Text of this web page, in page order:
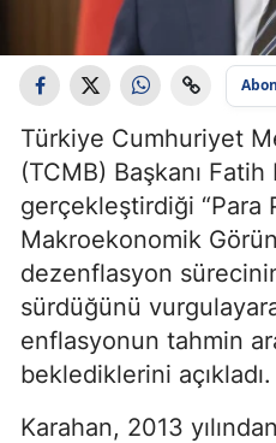
Türkiye Cumhuriyet
(TCMB) Başkanı Fatih
gerçekleştirdiği “Para
Makroekonomik
dezenflasyon
sürdüğünü
enflasyonun tahmin
beklediklerini açıkladı.
Karahan, 2013